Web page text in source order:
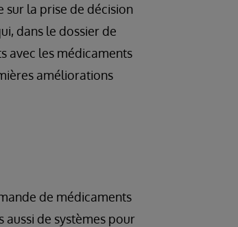
sur la prise de décision
dans le dossier de
avec les médicaments
améliorations
de médicaments
aussi de systèmes pour